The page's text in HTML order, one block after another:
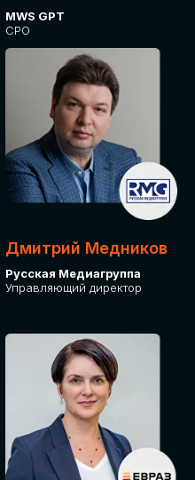
MWS GPT
CPO
Дмитрий Медников
Русская Медиагруппа
Управляющий директор